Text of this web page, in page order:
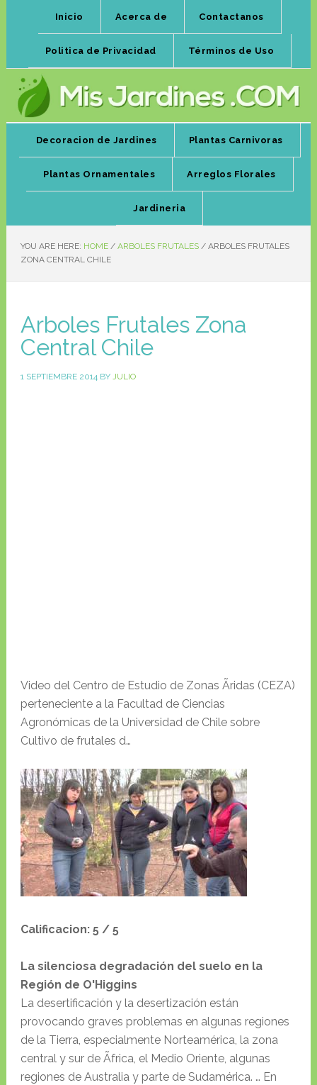
Inicio Acerca de Contactanos
Politica de Privacidad Términos de Uso
Decoracion de Jardines Plantas Carnivoras
Plantas Ornamentales Arreglos Florales
Jardineria
YOU ARE HERE: HOME / ARBOLES FRUTALES /ARBOLES FRUTALES
ZONA CENTRAL CHILE
Arboles Frutales Zona
Central Chile
1 SEPTIEMBRE 2014BY JULIO
Video del Centro de Estudio de Zonas Ãridas (CEZA)
perteneciente a la Facultad de Ciencias
Agronómicas de la Universidad de Chile sobre
Cultivo de frutales d…
Calificacion: 5 / 5
La silenciosa degradación del suelo en la
Región de O'Higgins
La desertificación y la desertización están
provocando graves problemas en algunas regiones
de la Tierra, especialmente Norteamérica, la zona
central y sur de Ãfrica, el Medio Oriente, algunas
regiones de Australia y parte de Sudamérica. … En